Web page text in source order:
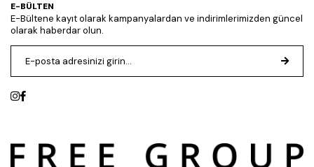
E-BÜLTEN
E-Bültene kayıt olarak kampanyalardan ve indirimlerimizden güncel
olarak haberdar olun.